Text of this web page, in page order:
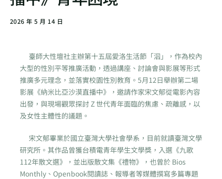
English
2026 年 5 月 14 日
臺師大性壇社主辦第十五屆愛洛生活節「泅」，作為校內
大型的性別平等推廣活動，透過講座、討論會與影展等形式
推廣多元理念，並落實校園性別教育。5月12日舉辦第二場
影展《納米比亞沙漠直播中》，邀請作家宋文郁從電影內容
出發，與現場觀眾探討 Z 世代青年面臨的焦慮、疏離感，以
及女性主體性的議題。
宋文郁畢業於國立臺灣大學社會學系，目前就讀臺灣文學
研究所。其作品曾獲台積電青年學生文學獎，入選《九歌
112年散文選》，並出版散文集《禮物》，也曾於 Bios
Monthly、Openbook閱讀誌、報導者等媒體撰寫多篇專題